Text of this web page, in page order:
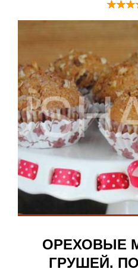
ОРЕХОВЫЕ
ГРУШЕЙ.